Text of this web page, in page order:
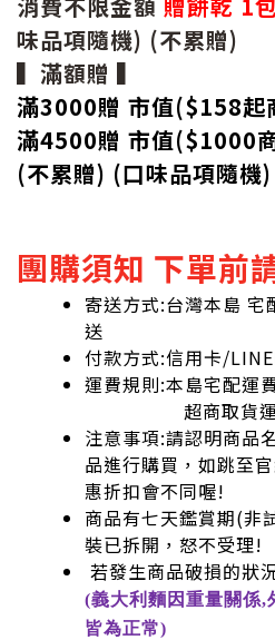
味品項隨機) (不累贈)
▍滿額贈 ▍
滿3000贈 市值($158起
滿4500贈 市值($1000
(不累贈) (口味品項隨機)
團購須知 下單前
寄送方式:台灣本島
送
付款方式:信用卡/
運費規則:本島宅配運
超商取貨運費60
注意事項:請認明商品
品進行購買，如跳至
惠折扣會不同喔!
商品有七天鑑賞期(非
裝已拆開，怒不受理!
若發生商品破損的狀
(義大利麵因重量關係,
皆為正常)